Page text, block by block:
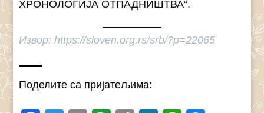
ХРОНОЛОГИЈА ОТПАДНИШТВА“.
Извор: https://sloven.org.rs/srb/?p=22065
Поделите са пријатељима: